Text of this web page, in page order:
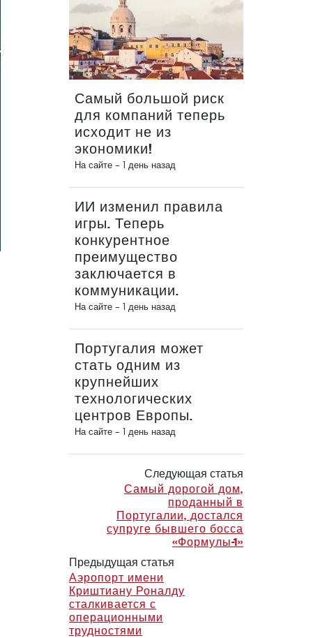
Самый большой риск
для компаний теперь
исходит не из
экономики!
На сайте - 1 день назад
ИИ изменил правила
игры. Теперь
конкурентное
преимущество
заключается в
коммуникации.
На сайте - 1 день назад
Португалия может
стать одним из
крупнейших
технологических
центров Европы.
На сайте - 1 день назад
Следующая статья
Самый дорогой дом,
проданный в
Португалии, достался
супруге бывшего босса
«Формулы-1»
Предыдущая статья
Аэропорт имени
Криштиану Роналду
сталкивается с
операционными
трудностями